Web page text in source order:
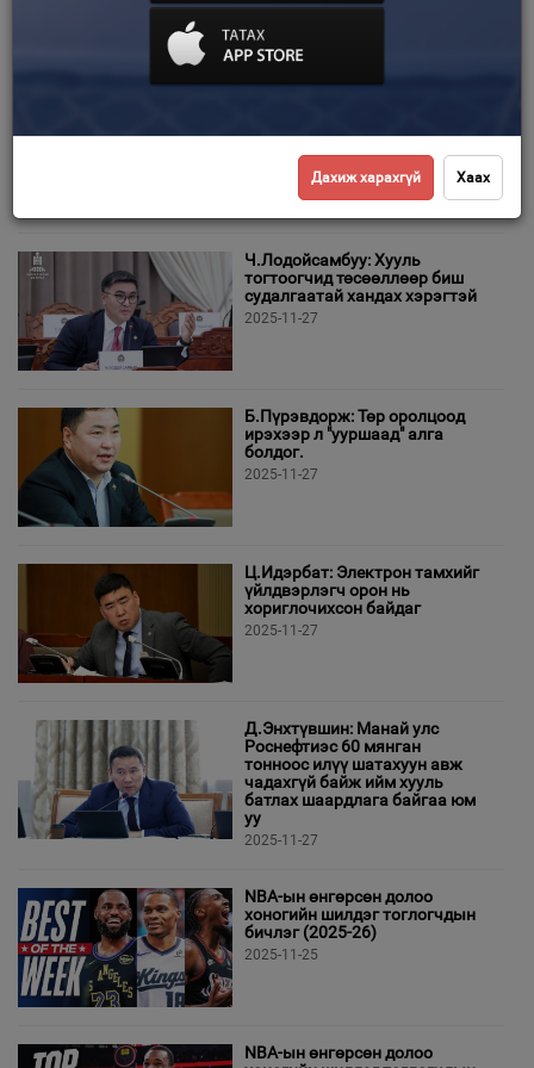
цахим хуусдаараа нэгэн бичлэг нийтэлжээ. Тодруулбал, "Эрүүл
Мэндийн Яамны тендерийн ажлыг хийж гүйцэтгээд, үлдэгдэл мөнгөө
авч чаддаггүй ээ. Хариуцсан
бичлэг (2025-26)
2025-12-03
Ч.Лодойсамбуу: Хууль
тогтоогчид төсөөллөөр биш
судалгаатай хандах хэрэгтэй
2025-11-27
Б.Пүрэвдорж: Төр оролцоод
ирэхээр л "ууршаад" алга
болдог.
2025-11-27
Ц.Идэрбат: Электрон тамхийг
үйлдвэрлэгч орон нь
хориглочихсон байдаг
2025-11-27
Д.Энхтүвшин: Манай улс
Роснефтиэс 60 мянган
тонноос илүү шатахуун авж
чадахгүй байж ийм хууль
батлах шаардлага байгаа юм
уу
2025-11-27
NBA-ын өнгөрсөн долоо
хоногийн шилдэг тоглогчдын
бичлэг (2025-26)
2025-11-25
NBA-ын өнгөрсөн долоо
Дахиж харахгүй Хаах